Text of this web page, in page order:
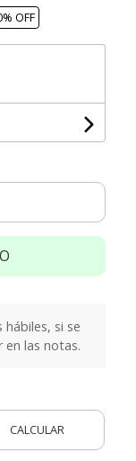
% OFF
hábiles, si se
en las notas.
CALCULAR